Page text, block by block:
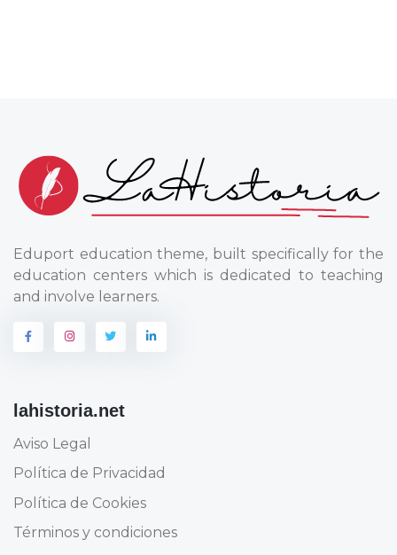
Eduport education theme, built specifically for the
education centers which is dedicated to teaching
and involve learners.
lahistoria.net
Aviso Legal
Política de Privacidad
Política de Cookies
Términos y condiciones